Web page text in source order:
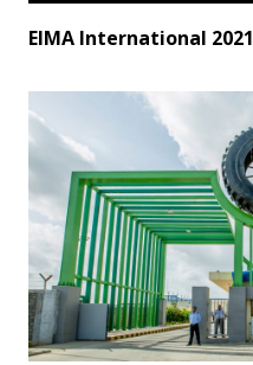
EIMA International 2021